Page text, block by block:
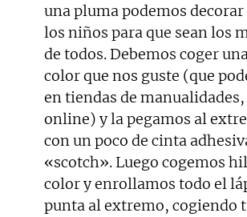
una pluma podemos decorar
los niños para que sean los
de todos. Debemos coger
color que nos guste (que
en tiendas de
online) y la pegamos al
con un poco de cinta
«scotch». Luego cogemos
color y enrollamos todo el
punta al extremo, cogiendo